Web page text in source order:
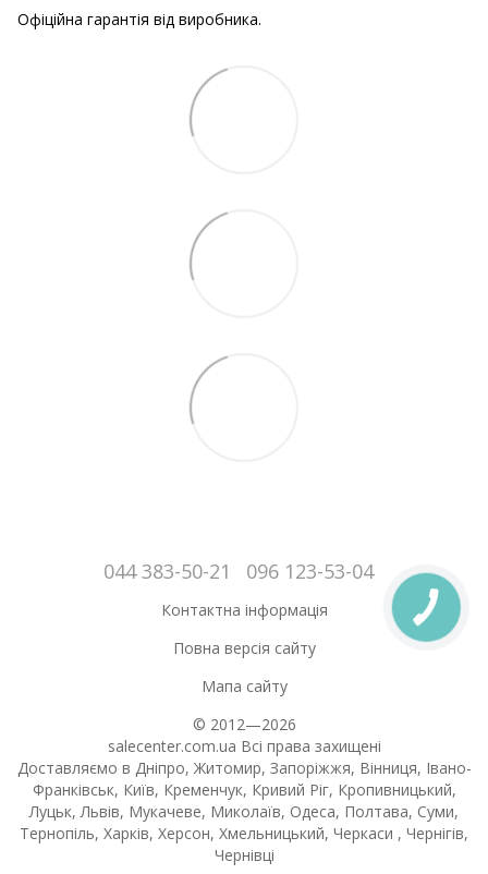
Офіційна гарантія від виробника.
044 383-50-21 096 123-53-04
Контактна інформація
Повна версія сайту
Мапа сайту
© 2012—2026
salecenter.com.ua Всі права захищені
Доставляємо в Дніпро, Житомир, Запоріжжя, Вінниця, Івано-
Франківськ, Київ, Кременчук, Кривий Ріг, Кропивницький,
Луцьк, Львів, Мукачеве, Миколаїв, Одеса, Полтава, Суми,
Тернопіль, Харків, Херсон, Хмельницький, Черкаси , Чернігів,
Чернівці